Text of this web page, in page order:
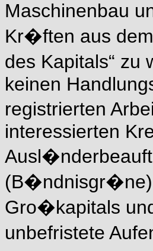
Maschinenbau
Kr�ften aus
des Kapitals“
keinen
registrierten
interessierten
Gro�kapitals
unbefristete